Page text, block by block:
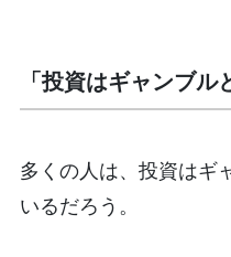
「投資はギャンブル
多くの人は、投資はギ
いるだろう。